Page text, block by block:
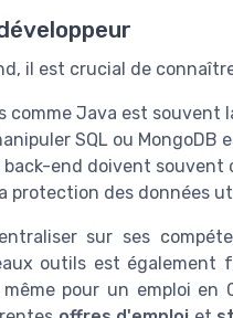
il est crucial de
comme Java est souvent
SQL ou MongoDB
back-end doivent souvent
protection des données
sur ses
outils est également
pour un emploi en